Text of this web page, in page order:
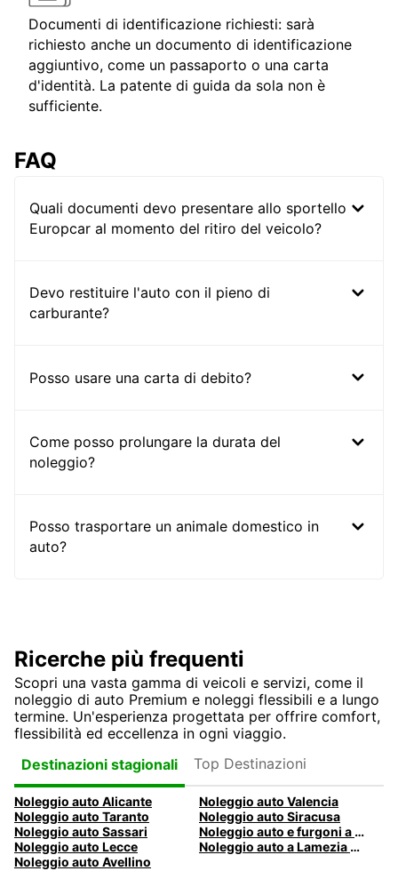
Documenti di identificazione richiesti: sarà
richiesto anche un documento di identificazione
aggiuntivo, come un passaporto o una carta
d'identità. La patente di guida da sola non è
sufficiente.
FAQ
Quali documenti devo presentare allo sportello
Europcar al momento del ritiro del veicolo?
Devo restituire l'auto con il pieno di
carburante?
Posso usare una carta di debito?
Come posso prolungare la durata del
noleggio?
Posso trasportare un animale domestico in
auto?
Ricerche più frequenti
Scopri una vasta gamma di veicoli e servizi, come il
noleggio di auto Premium e noleggi flessibili e a lungo
termine. Un'esperienza progettata per offrire comfort,
flessibilità ed eccellenza in ogni viaggio.
Destinazioni stagionali
Top Destinazioni
Noleggio auto Alicante
Noleggio auto Valencia
Noleggio auto Taranto
Noleggio auto Siracusa
Noleggio auto Sassari
Noleggio auto e furgoni a Pescara
Noleggio auto Lecce
Noleggio auto a Lamezia Terme, Italia
Noleggio auto Avellino